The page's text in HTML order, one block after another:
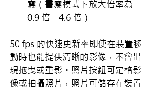
寫（書寫模式下放大倍率為
0.9 倍 - 4.6 倍）
50 fps 的快速更新率即使在裝置移
動時也能提供清晰的影像，不會出
現拖曳或重影。照片按鈕可定格影
像或拍攝照片，照片可儲存在裝置